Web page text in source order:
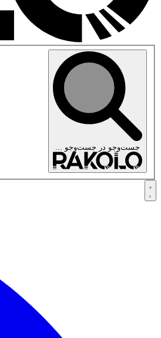
جست‌وجو در جست‌وجو ...